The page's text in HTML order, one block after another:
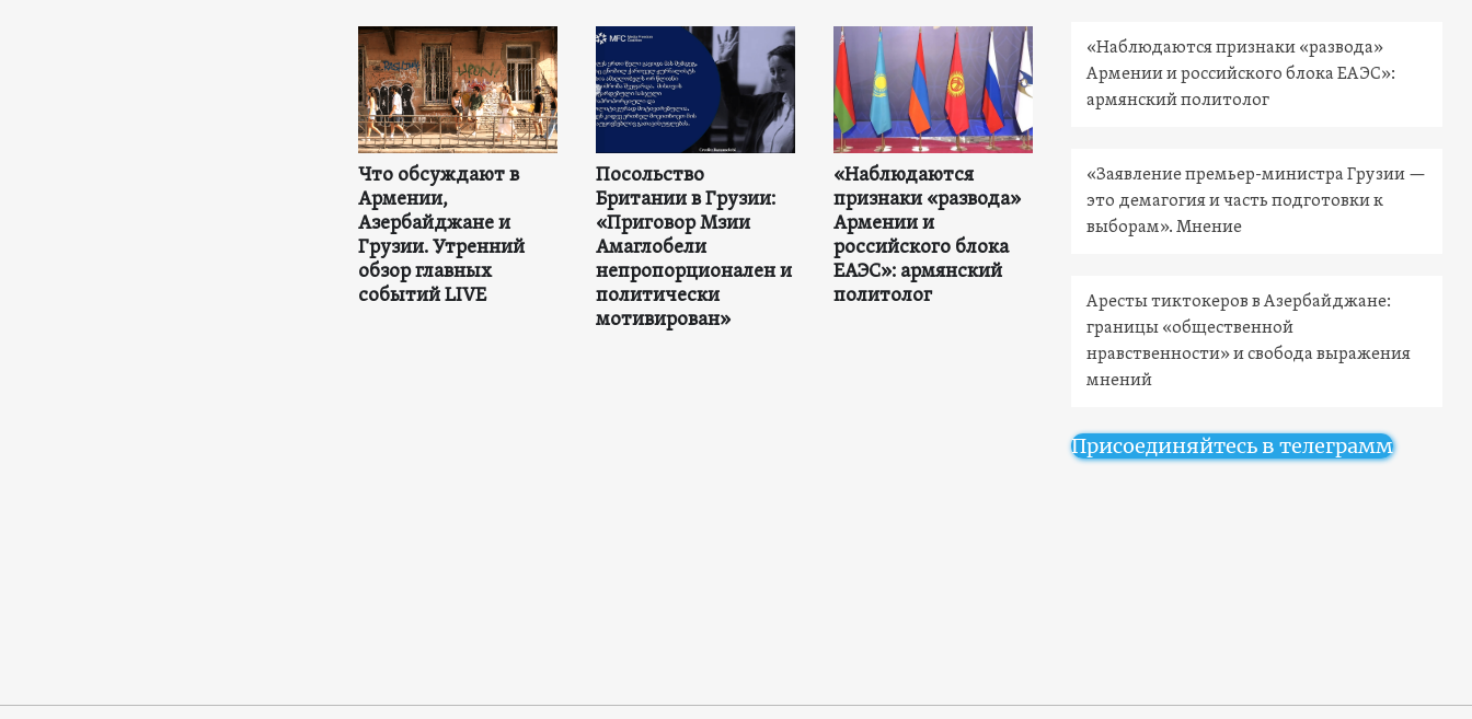
Что обсуждают в
Армении,
Азербайджане и
Грузии. Утренний
обзор главных
событий LIVE
Посольство
Британии в Грузии:
«Приговор Мзии
Амаглобели
непропорционален и
политически
мотивирован»
«Наблюдаются
признаки «развода»
Армении и
российского блока
ЕАЭС»: армянский
политолог
«Наблюдаются признаки «развода»
Армении и российского блока ЕАЭС»:
армянский политолог
«Заявление премьер-министра Грузии —
это демагогия и часть подготовки к
выборам». Мнение
Аресты тиктокеров в Азербайджане:
границы «общественной
нравственности» и свобода выражения
мнений
Присоединяйтесь в телеграмм